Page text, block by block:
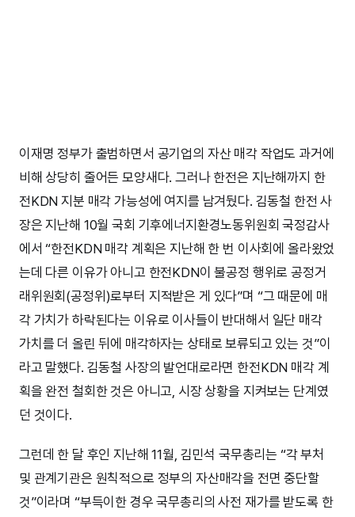
이재명 정부가 출범하면서 공기업의 자산 매각 작업도 과거에
비해 상당히 줄어든 모양새다. 그러나 한전은 지난해까지 한
전KDN 지분 매각 가능성에 여지를 남겨뒀다. 김동철 한전 사
장은 지난해 10월 국회 기후에너지환경노동위원회 국정감사
에서 “한전KDN 매각 계획은 지난해 한 번 이사회에 올라왔었
는데 다른 이유가 아니고 한전KDN이 불공정 행위로 공정거
래위원회(공정위)로부터 지적받은 게 있다”며 “그 때문에 매
각 가치가 하락된다는 이유로 이사들이 반대해서 일단 매각
가치를 더 올린 뒤에 매각하자는 상태로 보류되고 있는 것”이
라고 말했다. 김동철 사장의 발언대로라면 한전KDN 매각 계
획을 완전 철회한 것은 아니고, 시장 상황을 지켜보는 단계였
던 것이다.
그런데 한 달 후인 지난해 11월, 김민석 국무총리는 “각 부처
및 관계기관은 원칙적으로 정부의 자산매각을 전면 중단할
것”이라며 “부득이한 경우 국무총리의 사전 재가를 받도록 한